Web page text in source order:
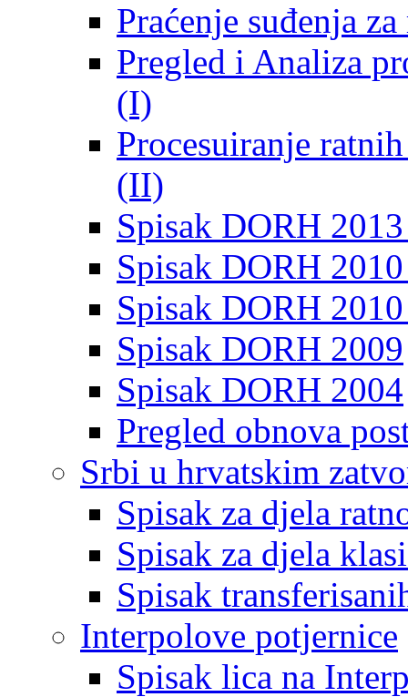
Praćenje suđenja
Pregled i Analiza
(I)
Procesuiranje
(II)
Spisak DORH
Spisak DORH
Spisak DORH
Spisak DORH 2009
Spisak DORH 2004
Pregled obnova
Srbi u hrvatskim
Spisak za djela
Spisak za djela
Spisak
Interpolove potjernice
Spisak lica na